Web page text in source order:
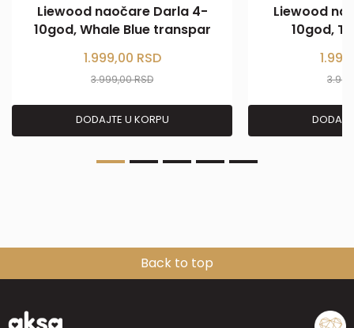
Liewood naočare Darla 4-
10god, Whale Blue transpar
1.999,00 RSD
3.999,00RSD
DODAJTE U KORPU
Liewood
10god,
Back to top